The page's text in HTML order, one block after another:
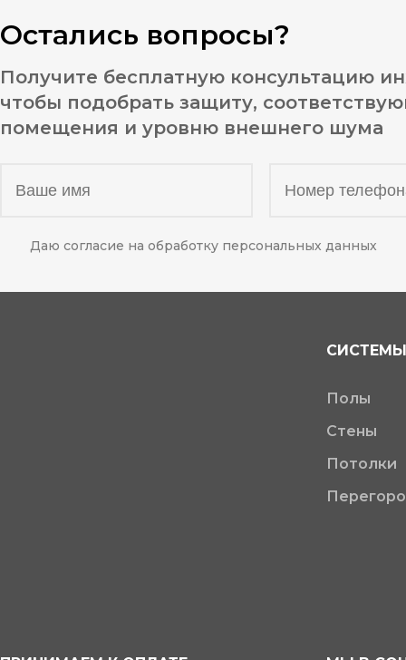
Остались вопросы?
Получите бесплатную консультацию
чтобы подобрать защиту,
помещения и уровню внешнего шума
Даю согласие на обработку персональных данных
Полы
Стены
Потолки